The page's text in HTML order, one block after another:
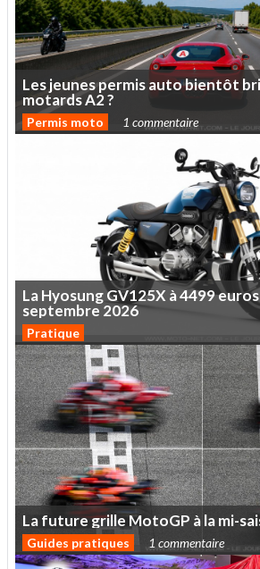
Lesjeunespermisautobientôt
motardsA2?
Permis moto 1 commentaire
LaHyosungGV125X à4499euros
septembre2026
Pratique
Lafuturegrille MotoGP àlami-
Guides pratiques 1 commentaire